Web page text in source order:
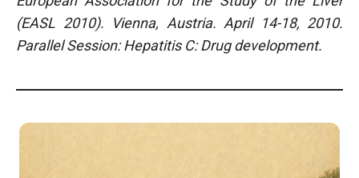
(EASL 2010).
Vienna, Austria. April 14-18, 2010.
Parallel Session: Hepatitis C: Drug development.